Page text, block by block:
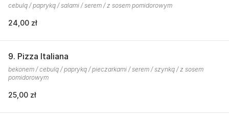
cebulą / papryką / salami / serem / z sosem pomidorowym
24,00 zł
9. Pizza Italiana
bekonem / cebulą / papryką / pieczarkami / serem / szynką / z sosem
pomidorowym
25,00 zł